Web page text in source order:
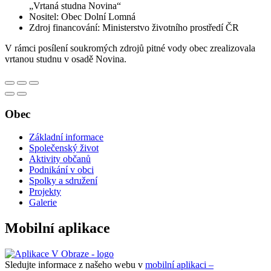
„Vrtaná studna Novina“
Nositel: Obec Dolní Lomná
Zdroj financování: Ministerstvo životního prostředí ČR
V rámci posílení soukromých zdrojů pitné vody obec zrealizovala
vrtanou studnu v osadě Novina.
Obec
Základní informace
Společenský život
Aktivity občanů
Podnikání v obci
Spolky a sdružení
Projekty
Galerie
Mobilní aplikace
Sledujte informace z našeho webu v mobilní aplikaci –